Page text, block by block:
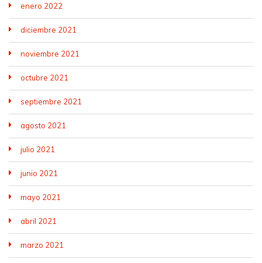
enero 2022
diciembre 2021
noviembre 2021
octubre 2021
septiembre 2021
agosto 2021
julio 2021
junio 2021
mayo 2021
abril 2021
marzo 2021